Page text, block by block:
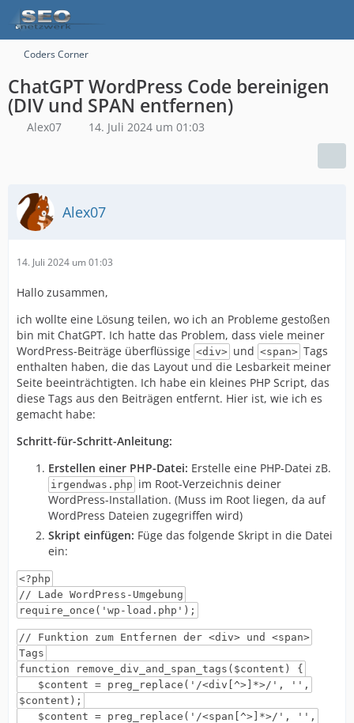
Coders Corner
ChatGPT WordPress Code bereinigen
(DIV und SPAN entfernen)
Alex07 14. Juli 2024 um 01:03
Alex07
14. Juli 2024 um 01:03
Hallo zusammen,
ich wollte eine Lösung teilen, wo ich an Probleme gestoßen
bin mit ChatGPT. Ich hatte das Problem, dass viele meiner
WordPress-Beiträge überflüssige <div> und <span> Tags
enthalten haben, die das Layout und die Lesbarkeit meiner
Seite beeinträchtigten. Ich habe ein kleines PHP Script, das
diese Tags aus den Beiträgen entfernt. Hier ist, wie ich es
gemacht habe:
Schritt-für-Schritt-Anleitung:
Erstellen einer PHP-Datei: Erstelle eine PHP-Datei zB.
irgendwas.php im Root-Verzeichnis deiner
WordPress-Installation. (Muss im Root liegen, da auf
WordPress Dateien zugegriffen wird)
Skript einfügen: Füge das folgende Skript in die Datei
ein:
<?php
// Lade WordPress-Umgebung
require_once('wp-load.php');
// Funktion zum Entfernen der <div> und <span>
Tags
function remove_div_and_span_tags($content) {
$content = preg_replace('/<div[^>]*>/', '',
$content);
$content = preg_replace('/<span[^>]*>/', '',